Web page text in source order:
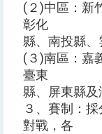
(２)中區：新
彰化
縣、南投縣、
(３)南區：嘉
臺東
縣、屏東縣及
３、賽制：
對戰，各